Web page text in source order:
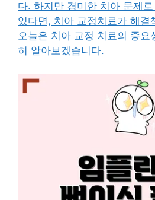
다. 하지만 경미한 치아 문제
있다면, 치아 교정치료가 해결
오늘은 치아 교정 치료의 중요
히 알아보겠습니다.